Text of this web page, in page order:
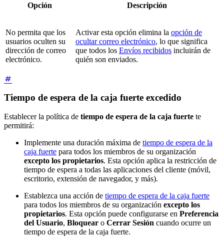
Opción Descripción
No permita que los
usuarios oculten su
dirección de correo
electrónico.
Activar esta opción elimina la opción de
ocultar correo electrónico, lo que significa
que todos los Envíos recibidos incluirán de
quién son enviados.
Tiempo de espera de la caja fuerte excedido
Establecer la política de tiempo de espera de la caja fuerte te
permitirá:
Implemente una duración máxima de tiempo de espera de la
caja fuerte para todos los miembros de su organización
excepto los propietarios. Esta opción aplica la restricción de
tiempo de espera a todas las aplicaciones del cliente (móvil,
escritorio, extensión de navegador, y más).
Establezca una acción de tiempo de espera de la caja fuerte
para todos los miembros de su organización excepto los
propietarios. Esta opción puede configurarse en Preferencia
del Usuario, Bloquear o Cerrar Sesión cuando ocurre un
tiempo de espera de la caja fuerte.